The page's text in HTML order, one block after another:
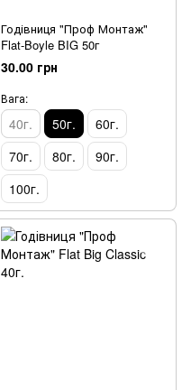
Годівниця "Проф Монтаж"
Flat-Boyle BIG 50г
30.00 грн
Вага:
40г. 50г.
60г.
70г.
80г.
90г.
100г.